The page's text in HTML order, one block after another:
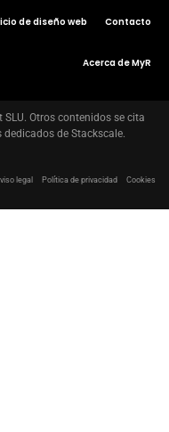
de diseño web Contacto
Acerca de MyR
Otros contenidos se cita
de Stackscale.
legal Política de privacidad Cookies